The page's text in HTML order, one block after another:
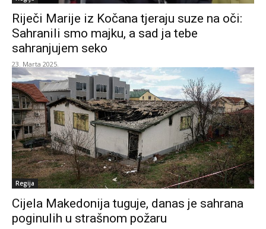
Riječi Marije iz Kočana tjeraju suze na oči:
Sahranili smo majku, a sad ja tebe
sahranjujem seko
23. Marta 2025.
Regija
Cijela Makedonija tuguje, danas je sahrana
poginulih u strašnom požaru